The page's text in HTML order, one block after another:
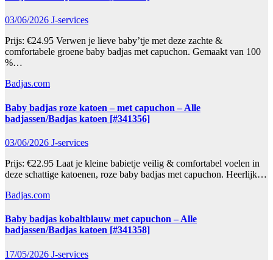
03/06/2026 J-services
Prijs: €24.95 Verwen je lieve baby’tje met deze zachte &
comfortabele groene baby badjas met capuchon. Gemaakt van 100
%…
Badjas.com
Baby badjas roze katoen – met capuchon – Alle
badjassen/Badjas katoen [#341356]
03/06/2026 J-services
Prijs: €22.95 Laat je kleine babietje veilig & comfortabel voelen in
deze schattige katoenen, roze baby badjas met capuchon. Heerlijk…
Badjas.com
Baby badjas kobaltblauw met capuchon – Alle
badjassen/Badjas katoen [#341358]
17/05/2026 J-services